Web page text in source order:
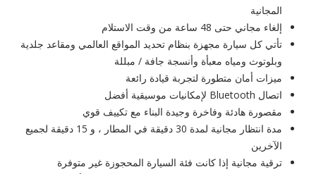
المجانية
إلغاء مجاني حتى 48 ساعة من وقت الاستلام
تأتي كل سيارة مجهزة بنظام تحديد المواقع العالمي ومقاعد جلدية
وبلوتوث ومياه معبأة وأنسجة جافة / مبللة
ميزات أمان متطورة لتجربة قيادة رائعة
اتصال Bluetooth لإمكانيات موسيقية أفضل
مقصورة هادئة وفاخرة وجيدة البناء مع تكييف قوي
مدة انتظار مجانية لمدة 30 دقيقة في المطار ، و 15 دقيقة لجميع
الآخرين
ترقية مجانية إذا كانت فئة السيارة المحجوزة غير متوفرة